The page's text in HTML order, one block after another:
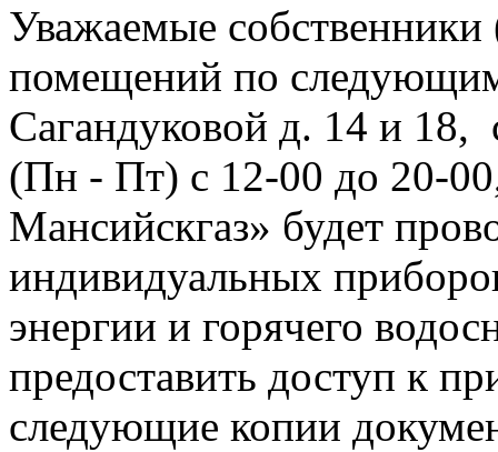
Уважаемые
помещений по
Сагандуковой д. 14 и 18,
(Пн - Пт) с 12-00 до 20-
Мансийскгаз» будет
индивидуальных
энергии и горячего
предоставить доступ к
следующие копии